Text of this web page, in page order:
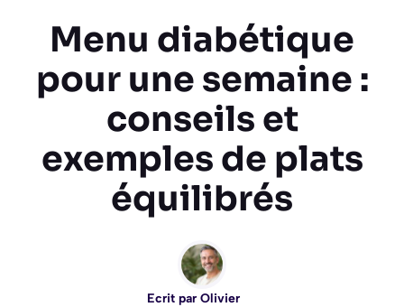
Menu diabétique
pour une semaine :
conseils et
exemples de plats
équilibrés
Ecrit par Olivier